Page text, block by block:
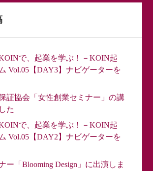
で、起業を学ぶ！－KOIN起
Vol.05【DAY3】ナビゲーターを
証協会「女性創業セミナー」の講
た
で、起業を学ぶ！－KOIN起
Vol.05【DAY2】ナビゲーターを
ー「Blooming Design」に出演しま